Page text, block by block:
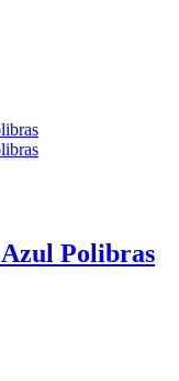
Polibras